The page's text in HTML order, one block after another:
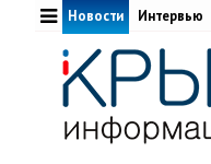
Новости Интервью